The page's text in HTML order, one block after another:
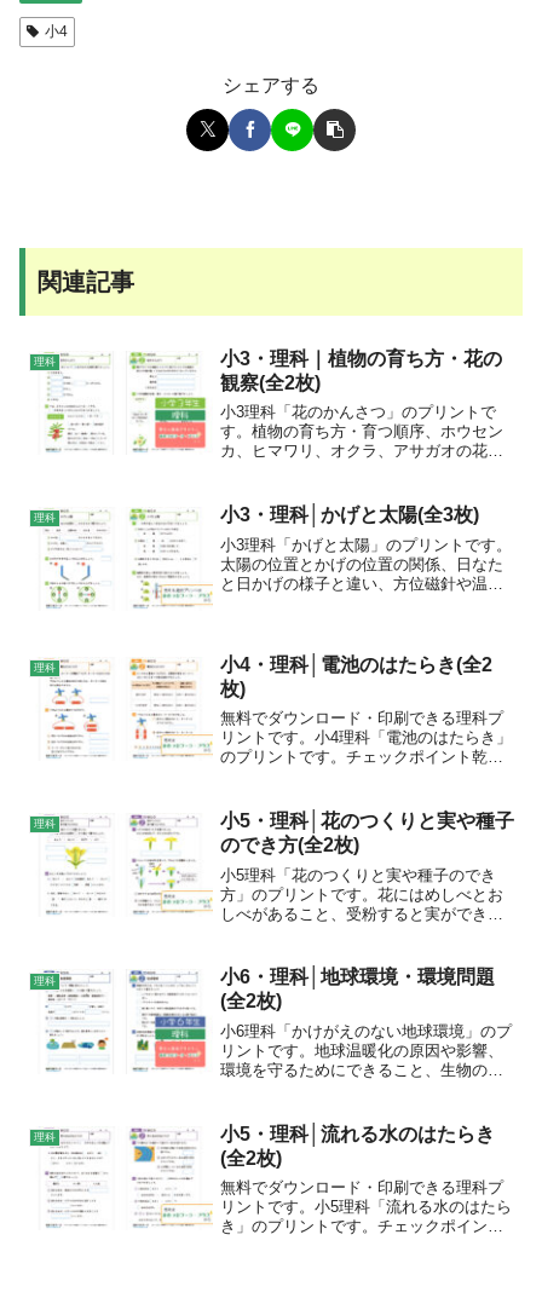
小4
シェアする
関連記事
理科
小3・理科｜植物の育ち方・花の
観察(全2枚)
小3理科「花のかんさつ」のプリントで
す。植物の育ち方・育つ順序、ホウセン
カ、ヒマワリ、オクラ、アサガオの花の
理科 小3・理科│かげと太陽(全3枚)
小3理科「かげと太陽」のプリントです。
太陽の位置とかげの位置の関係、日なた
と日かげの様子と違い、方位磁針や温度
理科
小4・理科│電池のはたらき(全2
枚)
無料でダウンロード・印刷できる理科プ
リントです。小4理科「電池のはたらき」
のプリントです。チェックポイント乾電
つなぎで、豆電球やモーターの動きや回
路の電流の流れがどう変...
理科
小5・理科│花のつくりと実や種子
のでき方(全2枚)
小5理科「花のつくりと実や種子のでき
方」のプリントです。花にはめしべとお
しべがあること、受粉すると実ができ、
理科
小6・理科│地球環境・環境問題
(全2枚)
小6理科「かけがえのない地球環境」のプ
リントです。地球温暖化の原因や影響、
環境を守るためにできること、生物の生
理科
小5・理科│流れる水のはたらき
(全2枚)
無料でダウンロード・印刷できる理科プ
リントです。小5理科「流れる水のはたら
き」のプリントです。チェックポイント